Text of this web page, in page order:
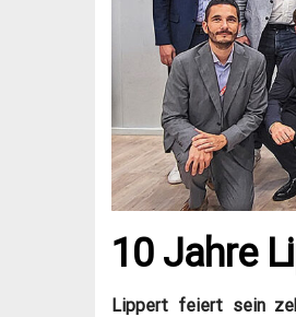
10 Jahre
Lippert feiert sein